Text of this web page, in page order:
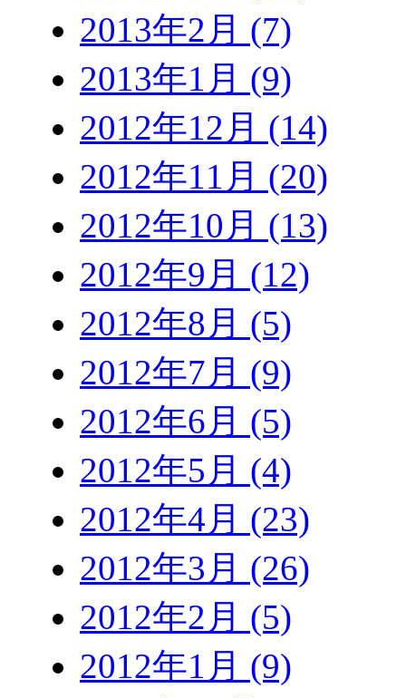
2013年2月 (7)
2013年1月 (9)
2012年12月 (14)
2012年11月 (20)
2012年10月 (13)
2012年9月 (12)
2012年8月 (5)
2012年7月 (9)
2012年6月 (5)
2012年5月 (4)
2012年4月 (23)
2012年3月 (26)
2012年2月 (5)
2012年1月 (9)